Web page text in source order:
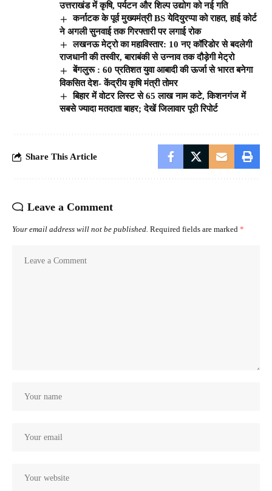
उत्तराखंड में कृषि, पर्यटन और शिल्प उद्योग को नई गति
कर्नाटक के पूर्व मुख्यमंत्री BS येदियुरप्पा को राहत, हाई कोर्ट
ने अगली सुनवाई तक गिरफ्तारी पर लगाई रोक
लखनऊ मेट्रो का महाविस्तार: 10 नए कॉरिडोर से बदलेगी
राजधानी की तस्वीर, बाराबंकी से उन्नाव तक दौड़ेगी मेट्रो
बेंगलुरू : 60 प्रतिशत युवा आबादी की ऊर्जा से भारत बनेगा
विकसित देश- केंद्रीय कृषि मंत्री तोमर
बिहार में वोटर लिस्ट से 65 लाख नाम कटे, किशनगंज में
सबसे ज्यादा मतदाता बाहर; देखें जिलावार पूरी रिपोर्ट
Share This Article
Leave a Comment
Your email address will not be published. Required fields are marked *